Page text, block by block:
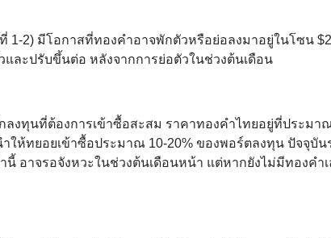
1-2) มีโอกาสที่ทองคำอาจพักตัวหรือย่อลงมาอยู่ในโซน
ละปรับขึ้นต่อ หลังจากการย่อตัวในช่วงต้นเดือน
งทุนที่ต้องการเข้าซื้อสะสม ราคาทองคำไทยอยู่ที่ประมา
ห้ทยอยเข้าซื้อประมาณ 10-20% ของพอร์ตลงทุน ปัจจุบัน
อาจรอจังหวะในช่วงต้นเดือนหน้า แต่หากยังไม่มีทองคำเ